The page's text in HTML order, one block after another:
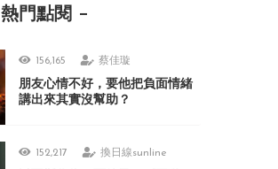
熱門點閱
156,165 蔡佳璇
朋友心情不好，要他把負面情緒
講出來其實沒幫助？
152,217 換日線sunline